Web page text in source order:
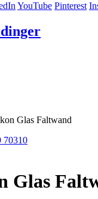
YouTube Pinterest
Glas Faltwand
70310
Glas